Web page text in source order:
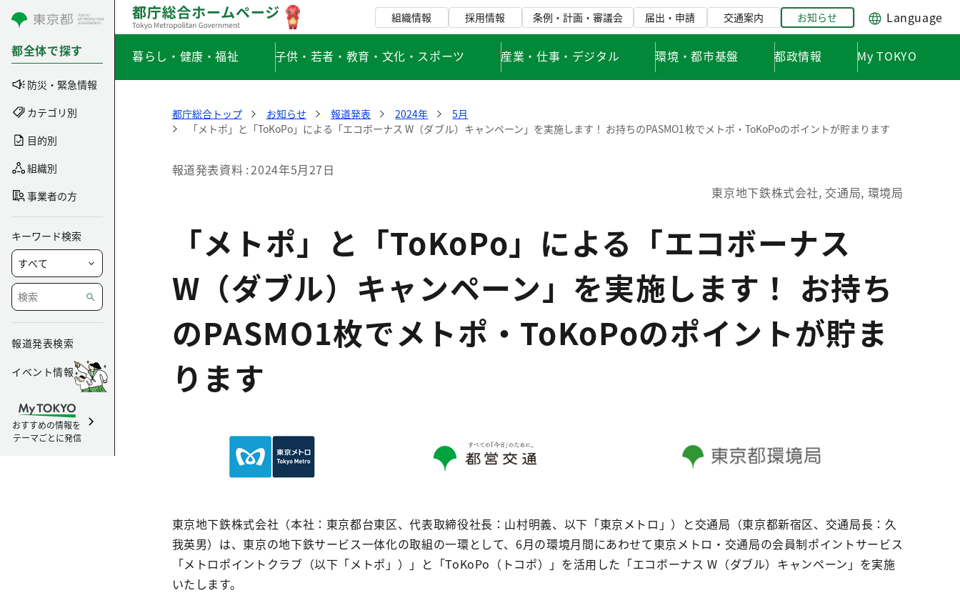
コンテンツにスキップ
都全体で探す
防災・緊急情報
カテゴリ別
目的別
組織別
事業者の方
キーワード検索
報道発表検索
イベント情報
おすすめの情報を
テーマごとに発信
組織情報 採用情報 条例・計画・審議会 届出・申請 交通案内 お知らせ Language
暮らし・健康・福祉 子供・若者・教育・文化・スポーツ 産業・仕事・デジタル 環境・都市基盤 都政情報 My TOKYO
都庁総合トップ お知らせ 報道発表 2024年
5月
「メトポ」と「ToKoPo」による「エコボーナス W（ダブル）キャンペーン」を実施します！ お持ちのPASMO1枚でメトポ・ToKoPoのポイントが貯まります
報道発表資料 2024年5月27日
東京地下鉄株式会社, 交通局, 環境局
「メトポ」と「ToKoPo」による「エコボーナス
W（ダブル）キャンペーン」を実施します！ お持ち
のPASMO1枚でメトポ・ToKoPoのポイントが貯ま
ります
東京地下鉄株式会社（本社：東京都台東区、代表取締役社長：山村明義、以下「東京メトロ」）と交通局（東京都新宿区、交通局長：久
我英男）は、東京の地下鉄サービス一体化の取組の一環として、6月の環境月間にあわせて東京メトロ・交通局の会員制ポイントサービス
「メトロポイントクラブ（以下「メトポ」）」と「ToKoPo（トコポ）」を活用した「エコボーナス W（ダブル）キャンペーン」を実施
いたします。